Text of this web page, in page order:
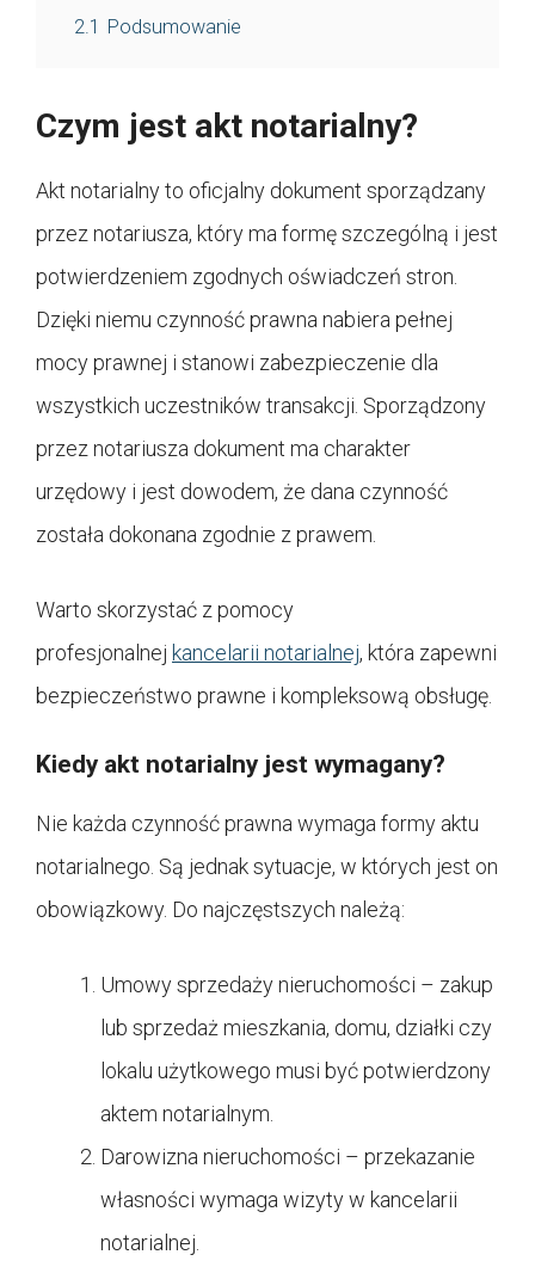
2.1
Podsumowanie
Czym jest akt notarialny?
Akt notarialny to oficjalny dokument sporządzany
przez notariusza, który ma formę szczególną i jest
potwierdzeniem zgodnych oświadczeń stron.
Dzięki niemu czynność prawna nabiera pełnej
mocy prawnej i stanowi zabezpieczenie dla
wszystkich uczestników transakcji. Sporządzony
przez notariusza dokument ma charakter
urzędowy i jest dowodem, że dana czynność
została dokonana zgodnie z prawem.
Warto skorzystać z pomocy
profesjonalnej kancelarii notarialnej, która zapewni
bezpieczeństwo prawne i kompleksową obsługę.
Kiedy akt notarialny jest wymagany?
Nie każda czynność prawna wymaga formy aktu
notarialnego. Są jednak sytuacje, w których jest on
obowiązkowy. Do najczęstszych należą:
Umowy sprzedaży nieruchomości – zakup
lub sprzedaż mieszkania, domu, działki czy
lokalu użytkowego musi być potwierdzony
aktem notarialnym.
Darowizna nieruchomości – przekazanie
własności wymaga wizyty w kancelarii
notarialnej.